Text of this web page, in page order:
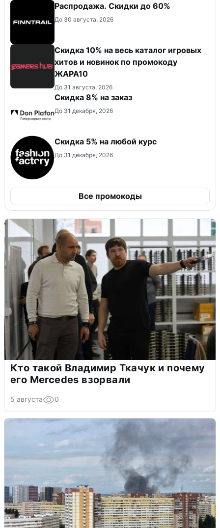
Распродажа. Скидки до 60%
До 30 августа, 2026
Скидка 10% на весь каталог игровых
хитов и новинок по промокоду
ЖАРА10
До 31 августа, 2026
Скидка 8% на заказ
До 31 декабря, 2026
Скидка 5% на любой курс
До 31 декабря, 2026
Все промокоды
Кто такой Владимир Ткачук и почему
его Mercedes взорвали
5 августа 0